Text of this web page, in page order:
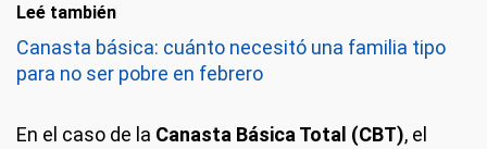
Leé también
Canasta básica: cuánto necesitó una familia tipo
para no ser pobre en febrero
En el caso de la Canasta Básica Total (CBT), el